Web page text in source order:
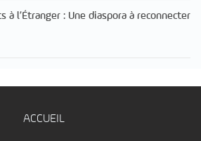
à l’Étranger : Une diaspora à reconnecter
ACCUEIL